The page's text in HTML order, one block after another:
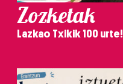
Zozketak
Lazkao Txikik 100 urte!